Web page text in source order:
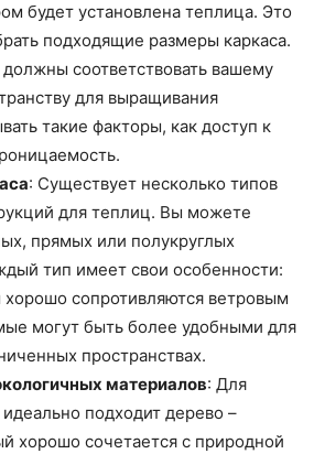
будет установлена теплица. Это
подходящие размеры каркаса.
соответствовать вашему
для выращивания
такие факторы, как доступ к
: Существует несколько типов
для теплиц. Вы можете
прямых или полукруглых
тип имеет свои особенности:
сопротивляются ветровым
могут быть более удобными для
пространствах.
материалов: Для
подходит дерево –
хорошо сочетается с природной